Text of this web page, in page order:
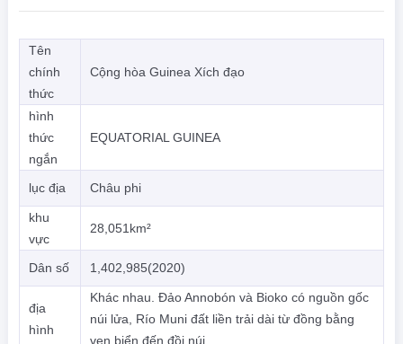
Tên
chính
thức
Cộng hòa Guinea Xích đạo
hình
thức
ngắn
EQUATORIAL GUINEA
lục địa Châu phi
khu
vực
28,051km²
Dân số 1,402,985(2020)
địa
hình
Khác nhau. Đảo Annobón và Bioko có nguồn gốc
núi lửa, Río Muni đất liền trải dài từ đồng bằng
ven biển đến đồi núi.